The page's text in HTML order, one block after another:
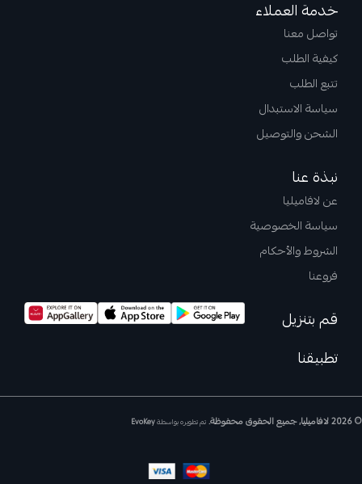
خدمة العملاء
تواصل معنا
كيفية الطلب
تتبع الطلب
سياسة الاستبدال
الشحن والتوصيل
نبذة عنا
عن لافاميليا
سياسة الخصوصية
الشروط والأحكام
فروعنا
قم بتنزيل
تطبيقنا
© 2026 لافاميليا, جميع الحقوق محفوظة. تم تطويره بواسطةEvoKey